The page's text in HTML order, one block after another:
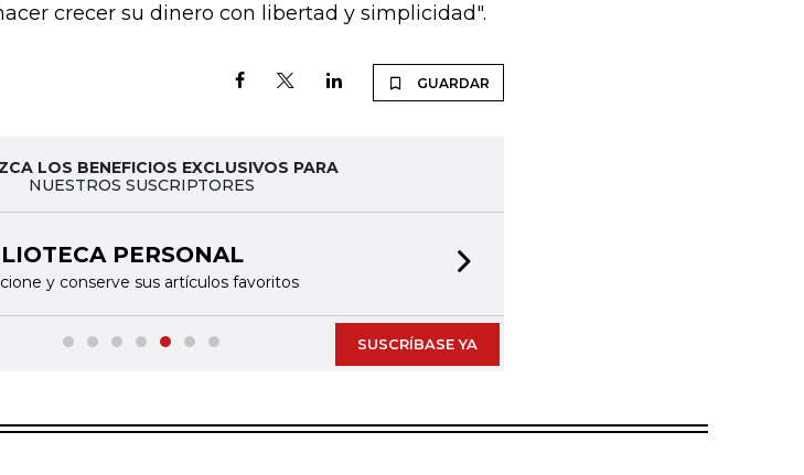
crecer su dinero con libertad y simplicidad".
GUARDAR
LOS BENEFICIOS EXCLUSIVOS PARA
NUESTROS SUSCRIPTORES
PERSONAL
y conserve sus artículos favoritos
SUSCRÍBASE YA